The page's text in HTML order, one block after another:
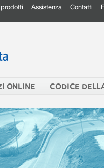
Assistenza Contatti
ONLINE CODICE